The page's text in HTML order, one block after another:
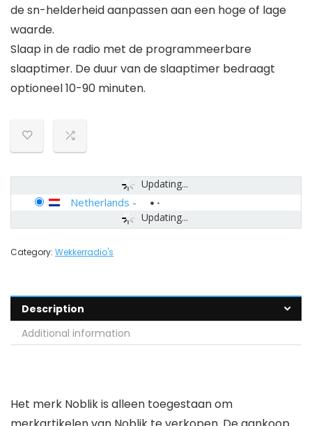
de sn-helderheid aanpassen aan een hoge of lage
waarde.
Slaap in de radio met de programmeerbare
slaaptimer. De duur van de slaaptimer bedraagt
optioneel 10-90 minuten.
Updating...
Updating...
Netherlands -
Category: Wekkerradio's
Description
Additional information
Het merk Noblik is alleen toegestaan om